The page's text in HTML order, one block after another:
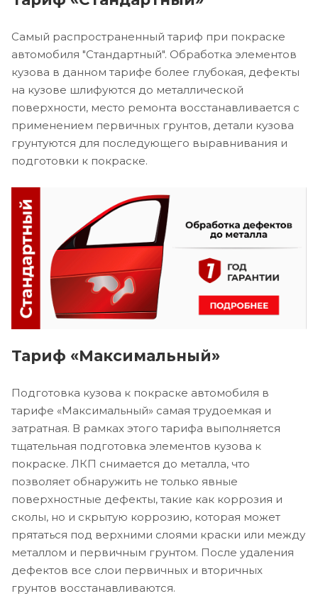
Самый распространенный тариф при покраске
автомобиля "Стандартный". Обработка элементов
кузова в данном тарифе более глубокая, дефекты
на кузове шлифуются до металлической
поверхности, место ремонта восстанавливается с
применением первичных грунтов, детали кузова
грунтуются для последующего выравнивания и
подготовки к покраске.
Тариф «Максимальный»
Подготовка кузова к покраске автомобиля в
тарифе «Максимальный» самая трудоемкая и
затратная. В рамках этого тарифа выполняется
тщательная подготовка элементов кузова к
покраске. ЛКП снимается до металла, что
позволяет обнаружить не только явные
поверхностные дефекты, такие как коррозия и
сколы, но и скрытую коррозию, которая может
прятаться под верхними слоями краски или между
металлом и первичным грунтом. После удаления
дефектов все слои первичных и вторичных
грунтов восстанавливаются.